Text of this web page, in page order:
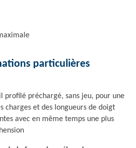
particulières
profilé préchargé, sans jeu, pour une
charges et des longueurs de doigt
avec en même temps une plus